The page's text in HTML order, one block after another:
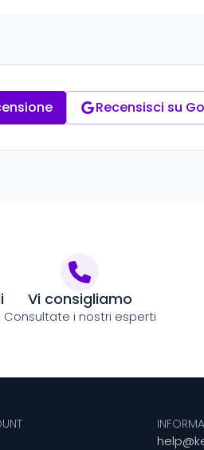
Recensisci su
Vi consigliamo
Consultate i nostri esperti